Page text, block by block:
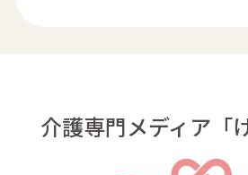
介護専門メディア「